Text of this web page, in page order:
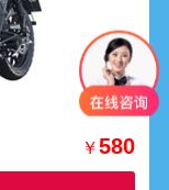
￥580